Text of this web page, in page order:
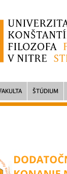
FAKULTA ŠTÚDIUM